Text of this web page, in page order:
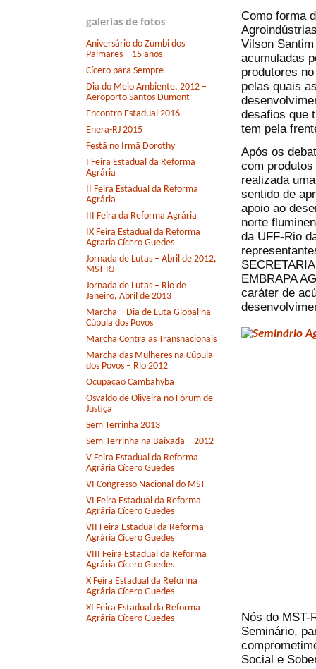
galerias de fotos
Aniversário do Zumbi dos
Palmares – 15 anos
Cícero para Sempre
Dia do Meio Ambiente, 2012 –
Aeroporto Santos Dumont
Encontro Estadual 2016
Enera-RJ 2015
Festã no Irmã Dorothy
I Feira Estadual da Reforma
Agrária
II Feira Estadual da Reforma
Agrária
III Feira da Reforma Agrária
IX Feira Estadual da Reforma
Agraria Cícero Guedes
Jornada de Lutas – Abril de 2012,
MST RJ
Jornada de Lutas – Rio de
Janeiro, Abril de 2013
Marcha – Dia de Luta Global na
Cúpula dos Povos
Marcha Contra as Transnacionais
Marcha das Mulheres na Cúpula
dos Povos – Rio 2012
Ocupação Cambahyba
Osvaldo de Oliveira no Fórum de
Justiça
Sem Terrinha 2013
Sem-Terrinha na Baixada – 2012
V Feira Estadual da Reforma
Agrária Cícero Guedes
VI Congresso Nacional do MST
VI Feira Estadual da Reforma
Agrária Cícero Guedes
VII Feira Estadual da Reforma
Agrária Cícero Guedes
VIII Feira Estadual da Reforma
Agrária Cícero Guedes
X Feira Estadual da Reforma
Agrária Cícero Guedes
XI Feira Estadual da Reforma
Agrária Cícero Guedes
Como forma
Vilson
acumuladas
produtores
pelas quais
desafios que
tem pela
Após os
com
realizada
sentido de
apoio ao
norte
da UFF-Rio
EMBRAPA
caráter de
Nós do MST-
Seminário,
Social e